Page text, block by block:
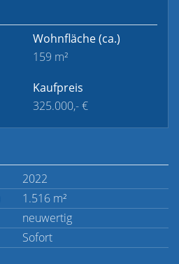
Wohnfläche(ca.)
159 m²
Kaufpreis
325.000,- €
2022
1.516 m²
neuwertig
Sofort